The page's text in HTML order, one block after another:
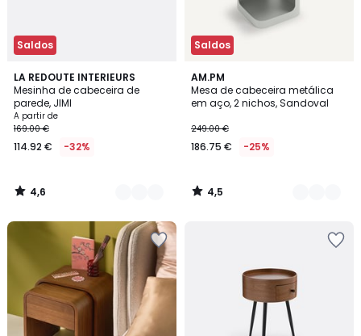
Saldos
LA REDOUTE INTERIEURS
Mesinha de cabeceira de
parede, JIMI
A partir de
169.00 €
114.92 € -32%
4,6
/ 5
3
Cores
4,6
/
Saldos
AM.PM
Mesa de cabeceira metálica
em aço, 2 nichos, Sandoval
249.00 €
186.75 € -25%
4,5
/ 5
2
Cores
4,5
/